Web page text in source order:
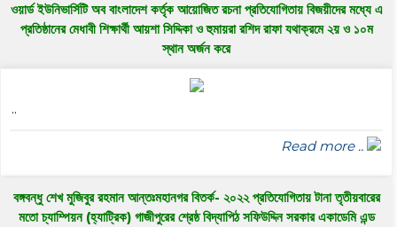
ওয়ার্ড ইউনিভার্সিটি অব বাংলাদেশ কর্তৃক আয়োজিত রচনা প্রতিযোগিতায় বিজয়ীদের মধ্যে এ
প্রতিষ্ঠানের মেধাবী শিক্ষার্থী আয়শা সিদ্দিকা ও হুমায়রা রশিদ রাফা যথাক্রমে ২য় ও ১০ম
স্থান অর্জন করে
..
Read more ..
বঙ্গবন্ধু শেখ মুজিবুর রহমান আন্তঃমহানগর বিতর্ক- ২০২২ প্রতিযোগিতায় টানা তৃতীয়বারের
মতো চ্যাম্পিয়ন (হ্যাট্রিক) গাজীপুরের শ্রেষ্ঠ বিদ্যাপিঠ সফিউদ্দিন সরকার একাডেমি এন্ড